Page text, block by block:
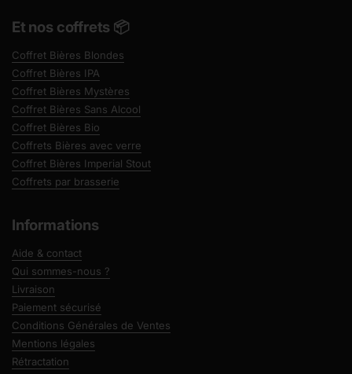
Et nos coffrets 📦
Coffret Bières Blondes
Coffret Bières IPA
Coffret Bières Mystères
Coffret Bières Sans Alcool
Coffret Bières Bio
Coffrets Bières avec verre
Coffret Bières Imperial Stout
Coffrets par brasserie
Informations
Aide & contact
Qui sommes-nous ?
Livraison
Paiement sécurisé
Conditions Générales de Ventes
Mentions légales
Rétractation